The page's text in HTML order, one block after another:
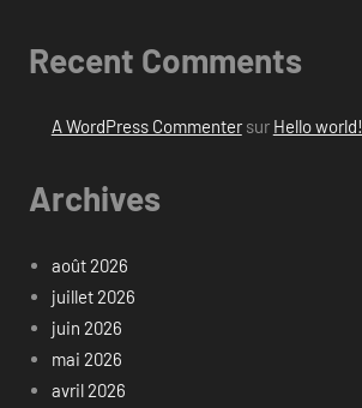
Recent Comments
A WordPress Commentersur Hello world!
Archives
août 2026
juillet 2026
juin 2026
mai 2026
avril 2026